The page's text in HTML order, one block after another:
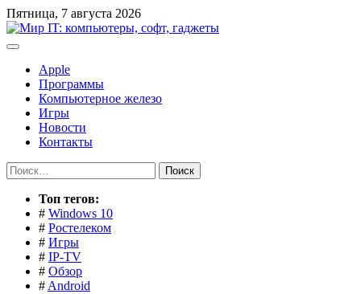
Перейти
к
содержимому
Пятница, 7 августа 2026
Apple
Программы
Компьютерное железо
Игры
Новости
Контакты
Найти:
Toп тегов:
# Windows 10
# Ростелеком
# Игры
# IP-TV
# Обзор
# Android